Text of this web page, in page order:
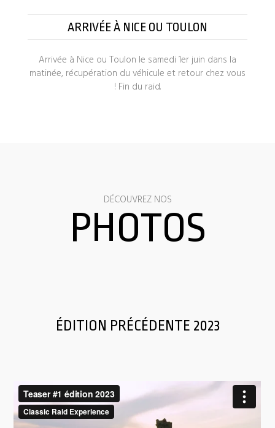
ARRIVÉE À NICE OU TOULON
Arrivée à Nice ou Toulon le samedi 1er juin dans la
matinée, récupération du véhicule et retour chez vous
! Fin du raid.
DÉCOUVREZ NOS
PHOTOS
ÉDITION PRÉCÉDENTE 2023